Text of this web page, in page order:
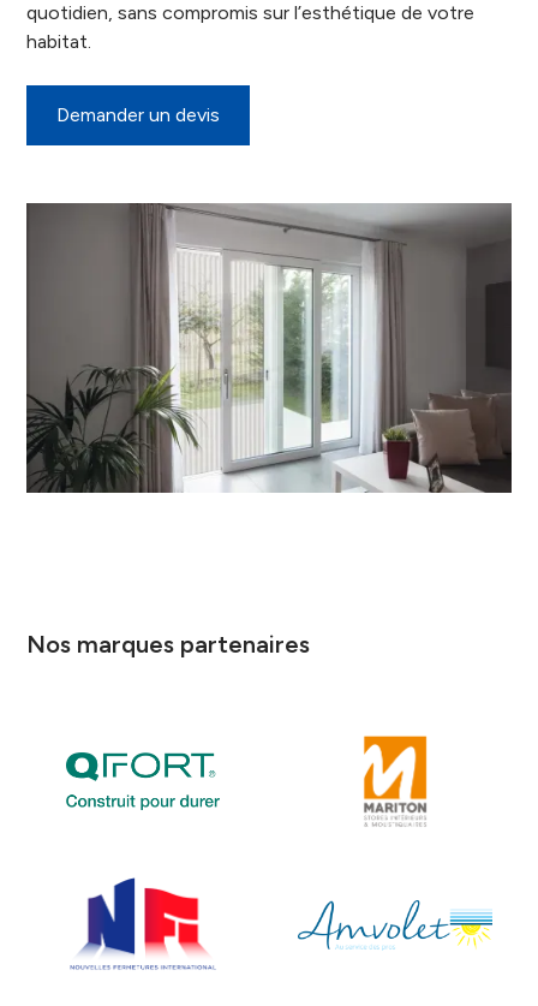
quotidien, sans compromis sur l’esthétique de votre
habitat.
Demander un devis
Nos marques partenaires